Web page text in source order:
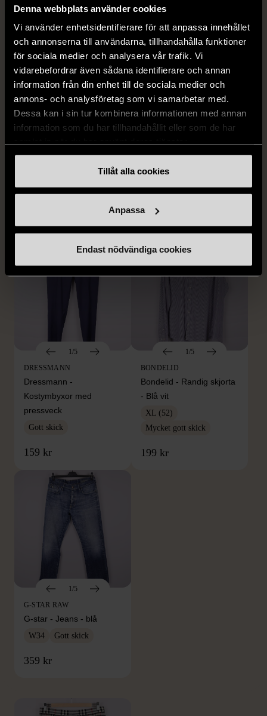
Denna webbplats använder cookies
Vi använder enhetsidentifierare för att anpassa innehållet
och annonserna till användarna, tillhandahålla funktioner
för sociala medier och analysera vår trafik. Vi
vidarebefordrar även sådana identifierare och annan
information från din enhet till de sociala medier och
annons- och analysföretag som vi samarbetar med.
Dessa kan i sin tur kombinera informationen med annan
information som du har tillhandahållit eller som de har
Tillåt alla cookies
Anpassa
Endast nödvändiga cookies
1/5
BY TEESHOPPEN
By TeeShoppen 2-delar
XXL (54) Nytt skick
1/5
HILDITCH & KEY
Hilditch & Key linneskjorta
med bröstficka
Mycket gott skick
399 kr
1/5
DRESSMANN
Dressmann -
Kostymbyxor med
pressveck
Gott skick
159 kr
1/5
BONDELID
Bondelid - Randig skjorta
- Blå vit
XL (52)
Mycket gott skick
199 kr
1/5
G-STAR RAW
G-star - Jeans - blå
W34 Gott skick
359 kr
FRÅN SAMMA VARUMÄRKE